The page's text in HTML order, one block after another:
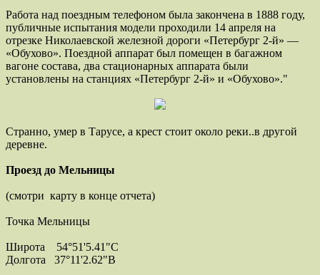
Работа над поездным телефоном была закончена в 1888 году,
публичные испытания модели проходили 14 апреля на
отрезке Николаевской железной дороги «Петербург 2-й» —
«Обухово». Поездной аппарат был помещен в багажном
вагоне состава, два стационарных аппарата были
установлены на станциях «Петербург 2-й» и «Обухово»."
Странно, умер в Тарусе, а крест стоит около реки..в другой
деревне.
Проезд до Мельницы
(смотри карту в конце отчета)
Точка Мельницы
Широта 54°51'5.41"С
Долгота 37°11'2.62"В